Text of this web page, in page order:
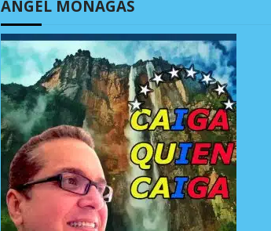
ÁNGEL MONAGAS